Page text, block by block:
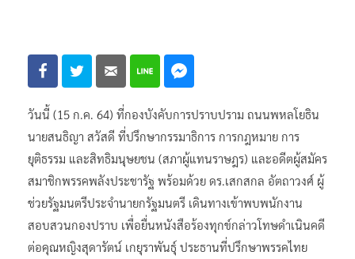
วันนี้ (15 ก.ค. 64) ที่กองบังคับการปราบปราม ถนนพหลโยธิน
นายสนธิญา สวัสดี ที่ปรึกษากรรมาธิการ การกฎหมาย การ
ยุติธรรม และสิทธิมนุษยชน (สภาผู้แทนราษฎร) และอดีตผู้สมัคร
สมาชิกพรรคพลังประชารัฐ พร้อมด้วย ดร.เสกสกล อัตถาวงศ์ ผู้
ช่วยรัฐมนตรีประจำนายกรัฐมนตรี เดินทางเข้าพบพนักงาน
สอบสวนกองปราบ เพื่อยื่นหนังสือร้องทุกข์กล่าวโทษดำเนินคดี
ต่อคุณหญิงสุดารัตน์ เกยุราพันธุ์ ประธานที่ปรึกษาพรรคไทย